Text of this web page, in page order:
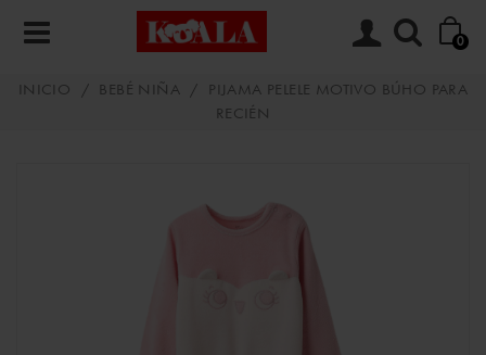
0
INICIO / BEBÉ NIÑA /
PIJAMA PELELE MOTIVO BÚHO PARA
RECIÉN